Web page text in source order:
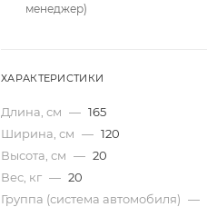
менеджер)
ХАРАКТЕРИСТИКИ
Длина, см — 165
Ширина, см — 120
Высота, см — 20
Вес, кг — 20
Группа (система автомобиля) —